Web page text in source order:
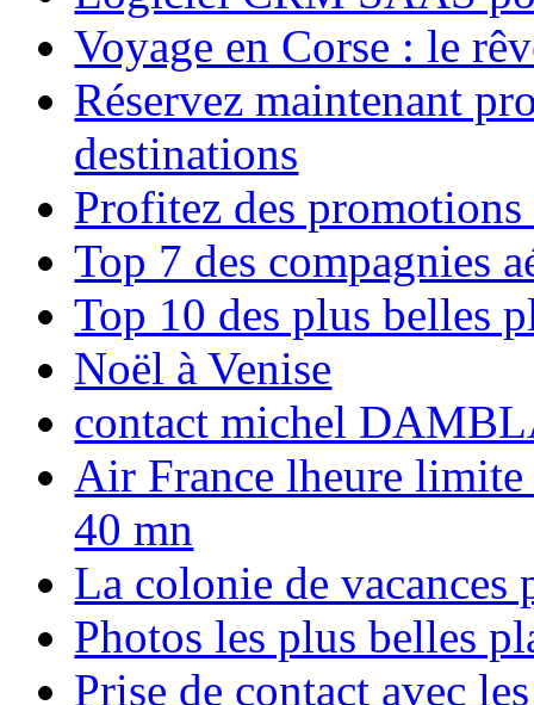
Voyage en Corse : le
Réservez maintenant
destinations
Profitez des
Top 7 des compagnies
Top 10 des plus belles
Noël à Venise
contact michel
Air France lheure limite
40 mn
La colonie de vacances
Photos les plus belles
Prise de contact avec